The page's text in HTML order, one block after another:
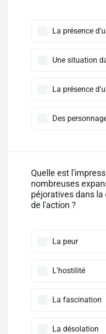
La présence
Une situation
La présence
Des
Quelle est
nombreuses
péjoratives dans
de l'action ?
La peur
L'hostilité
La fascination
La désolation